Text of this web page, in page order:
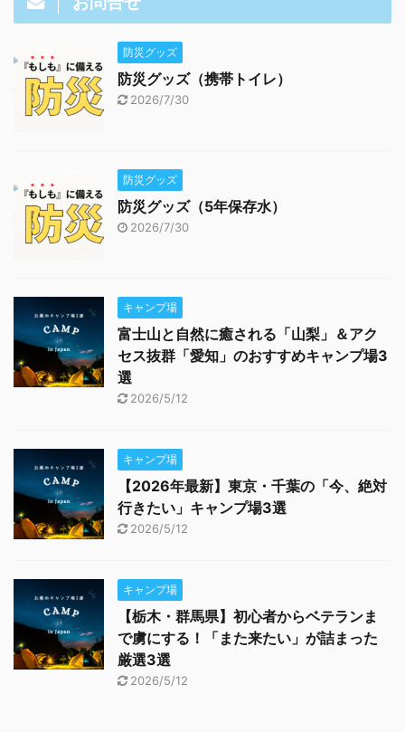
防災グッズ
防災グッズ（携帯トイレ）
2026/7/30
防災グッズ
防災グッズ（5年保存水）
2026/7/30
キャンプ場
富士山と自然に癒される「山梨」＆アク
セス抜群「愛知」のおすすめキャンプ場3
選
2026/5/12
キャンプ場
【2026年最新】東京・千葉の「今、絶対
行きたい」キャンプ場3選
2026/5/12
キャンプ場
【栃木・群馬県】初心者からベテランま
で虜にする！「また来たい」が詰まった
厳選3選
2026/5/12